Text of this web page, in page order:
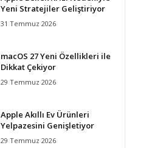
Yeni Stratejiler Geliştiriyor
31 Temmuz 2026
macOS 27 Yeni Özellikleri ile
Dikkat Çekiyor
29 Temmuz 2026
Apple Akıllı Ev Ürünleri
Yelpazesini Genişletiyor
29 Temmuz 2026